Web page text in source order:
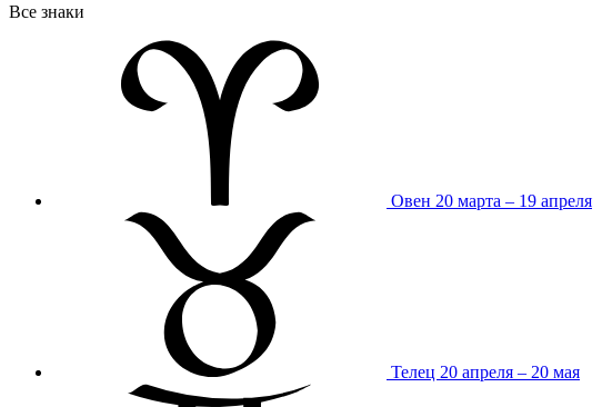
Все знаки
Овен 20 марта – 19 апреля
Телец 20 апреля – 20 мая